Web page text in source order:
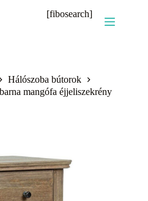
[fibosearch]
Hálószoba bútorok
mangófa éjjeliszekrény